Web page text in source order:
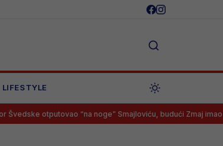
LIFESTYLE
“na noge” Smajloviću, budući Zmaj imao samo